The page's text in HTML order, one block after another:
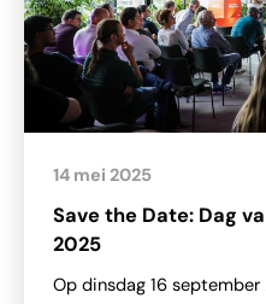
Save the Date: Dag
2025
14 mei 2025
Op dinsdag 16